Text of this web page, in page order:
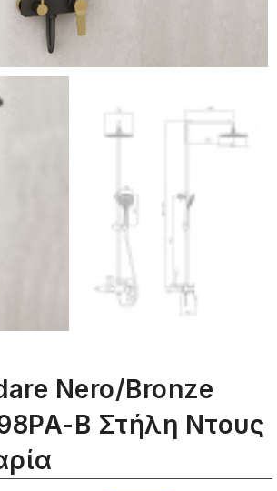
Nero/Bronze
B Στήλη Ντους